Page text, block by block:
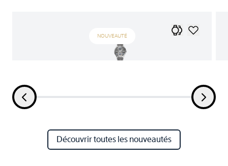
NOUVEAUTÉ
Découvrir toutes les nouveautés